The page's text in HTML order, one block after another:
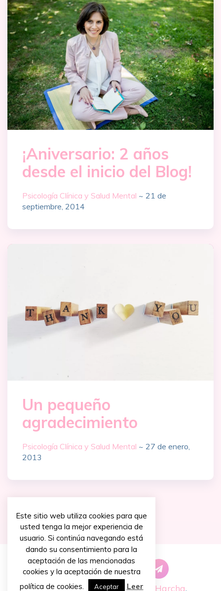
¡Aniversario: 2 años
desde el inicio del Blog!
Psicología Clínica y Salud Mental ~ 21 de
septiembre, 2014
Un pequeño
agradecimiento
Psicología Clínica y Salud Mental ~ 27 de enero,
2013
Copyright © 2026 ~ Priscilla Harcha.
Este sitio web utiliza cookies para que
usted tenga la mejor experiencia de
usuario. Si continúa navegando está
dando su consentimiento para la
aceptación de las mencionadas
cookies y la aceptación de nuestra
política de cookies.
Aceptar Leer